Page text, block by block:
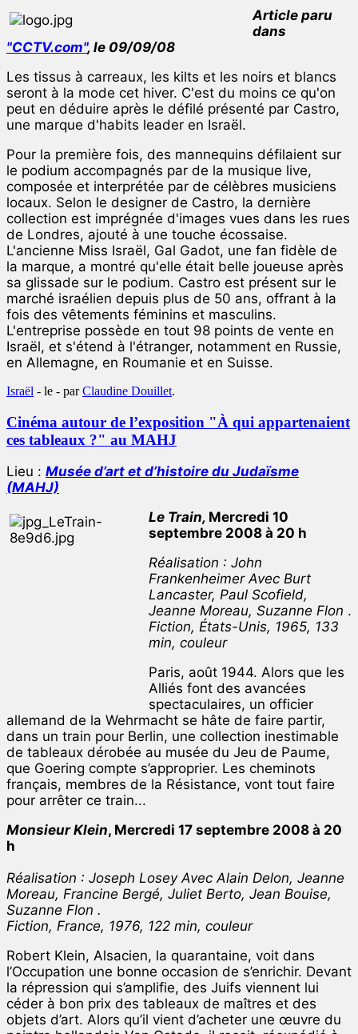
Article paru
dans
"CCTV.com", le 09/09/08
Les tissus à carreaux, les kilts et les noirs et blancs
seront à la mode cet hiver. C'est du moins ce qu'on
peut en déduire après le défilé présenté par Castro,
une marque d'habits leader en Israël.
Pour la première fois, des mannequins défilaient sur
le podium accompagnés par de la musique live,
composée et interprétée par de célèbres musiciens
locaux. Selon le designer de Castro, la dernière
collection est imprégnée d'images vues dans les rues
de Londres, ajouté à une touche écossaise.
L'ancienne Miss Israël, Gal Gadot, une fan fidèle de
la marque, a montré qu'elle était belle joueuse après
sa glissade sur le podium. Castro est présent sur le
marché israélien depuis plus de 50 ans, offrant à la
fois des vêtements féminins et masculins.
L'entreprise possède en tout 98 points de vente en
Israël, et s'étend à l'étranger, notamment en Russie,
en Allemagne, en Roumanie et en Suisse.
Israël - le - parClaudine Douillet.
Cinéma autour de l’exposition "À qui appartenaient
ces tableaux ?" au MAHJ
Lieu : Musée d’art et d’histoire du Judaïsme
(MAHJ)
Le Train, Mercredi 10
septembre 2008 à 20 h
Réalisation : John
Frankenheimer Avec Burt
Lancaster, Paul Scofield,
Jeanne Moreau, Suzanne Flon .
Fiction, États-Unis, 1965, 133
min, couleur
Paris, août 1944. Alors que les
Alliés font des avancées
spectaculaires, un officier
allemand de la Wehrmacht se hâte de faire partir,
dans un train pour Berlin, une collection inestimable
de tableaux dérobée au musée du Jeu de Paume,
que Goering compte s’approprier. Les cheminots
français, membres de la Résistance, vont tout faire
pour arrêter ce train...
Monsieur Klein, Mercredi 17 septembre 2008 à 20
h
Réalisation : Joseph Losey Avec Alain Delon, Jeanne
Moreau, Francine Bergé, Juliet Berto, Jean Bouise,
Suzanne Flon .
Fiction, France, 1976, 122 min, couleur
Robert Klein, Alsacien, la quarantaine, voit dans
l’Occupation une bonne occasion de s’enrichir. Devant
la répression qui s’amplifie, des Juifs viennent lui
céder à bon prix des tableaux de maîtres et des
objets d’art. Alors qu’il vient d’acheter une œuvre du